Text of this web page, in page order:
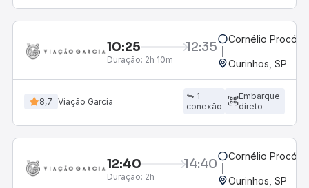
10:25 12:35
Duração: 2h 10m
Cornélio
Ourinhos, SP
8,7 Viação Garcia
1
conexão
Embarque
direto
12:40 14:40
Duração: 2h
Cornélio
Ourinhos, SP